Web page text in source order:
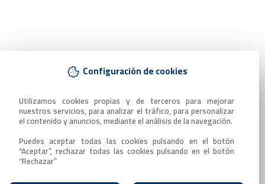
Configuración de cookies
Utilizamos cookies propias y de terceros para mejorar
nuestros servicios, para analizar el tráfico, para personalizar
el contenido y anuncios, mediante el análisis de la navegación.
Puedes aceptar todas las cookies pulsando en el botón
“Aceptar”, rechazar todas las cookies pulsando en el botón
“Rechazar”